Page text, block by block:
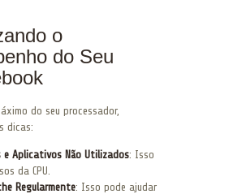
o
do Seu
do seu processador,
dicas:
e Aplicativos Não Utilizados: Isso
da CPU.
Regularmente: Isso pode ajudar